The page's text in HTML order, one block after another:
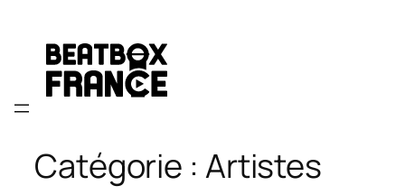
contenu
Catégorie : Artistes